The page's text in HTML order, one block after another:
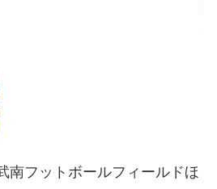
フットボールフィールドほ